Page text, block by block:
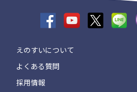
えのすいについて
よくある質問
採用情報